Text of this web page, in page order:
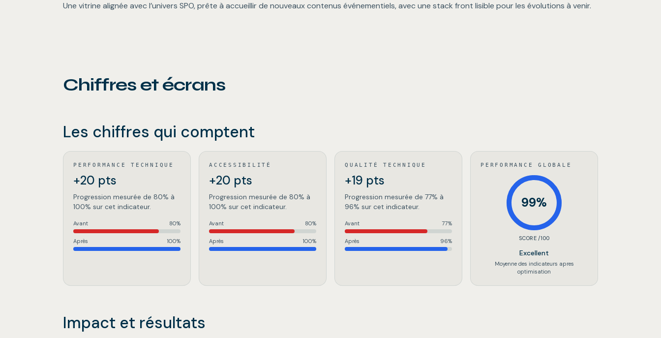
Une vitrine alignée avec l’univers SPO, prête à accueillir de nouveaux contenus événementiels, avec une stack front lisible pour les évolutions à venir.
Chiffres et écrans
Les chiffres qui comptent
PERFORMANCE TECHNIQUE
+20 pts
Progression mesurée de 80% à
100% sur cet indicateur.
Avant 80%
Après 100%
ACCESSIBILITÉ
+20 pts
Progression mesurée de 80% à
100% sur cet indicateur.
Avant 80%
Après 100%
QUALITÉ TECHNIQUE
+19 pts
Progression mesurée de 77% à
96% sur cet indicateur.
Avant 77%
Après 96%
PERFORMANCE GLOBALE
99%
SCORE /100
Excellent
Moyenne des indicateurs apres
optimisation
Impact et résultats